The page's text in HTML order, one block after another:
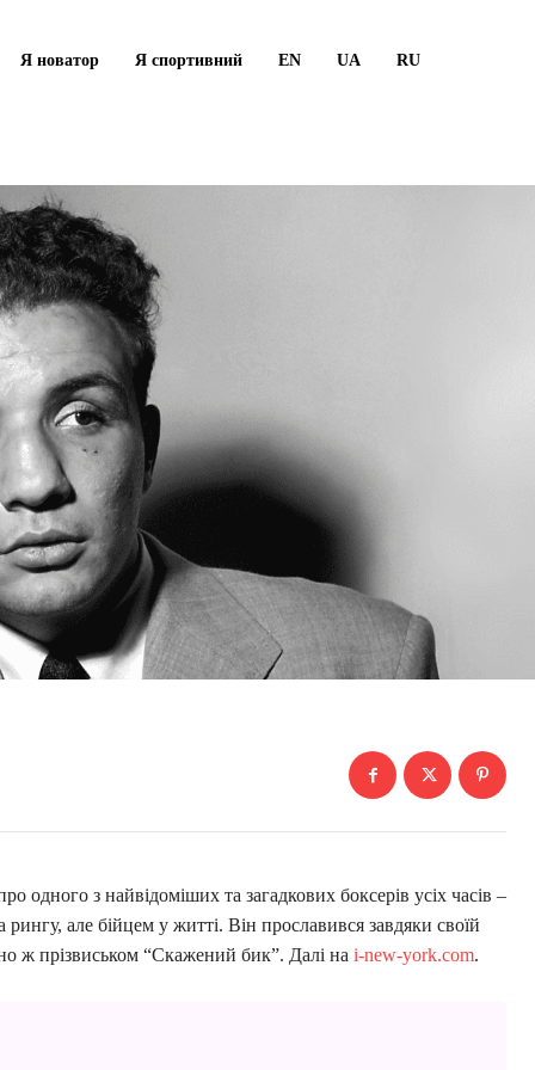
Я новатор Я спортивний EN UA RU
одного з найвідоміших та загадкових боксерів усіх часів –
але бійцем у житті. Він прославився завдяки своїй
ж прізвиськом “Скажений бик”. Далі на i-new-york.com.